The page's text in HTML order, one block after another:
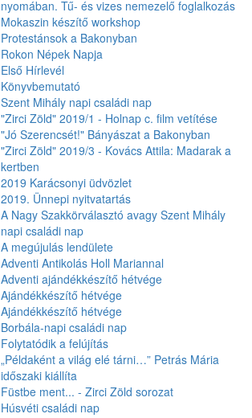
nyomában. Tű- és vizes nemezelő foglalkozás
Mokaszin készítő workshop
Protestánsok a Bakonyban
Rokon Népek Napja
Első Hírlevél
Könyvbemutató
Szent Mihály napi családi nap
"Zirci Zöld" 2019/1 - Holnap c. film vetítése
"Jó Szerencsét!" Bányászat a Bakonyban
"Zirci Zöld" 2019/3 - Kovács Attila: Madarak a
kertben
2019 Karácsonyi üdvözlet
2019. Ünnepi nyitvatartás
A Nagy Szakkörválasztó avagy Szent Mihály
napi családi nap
A megújulás lendülete
Adventi Antikolás Holl Mariannal
Adventi ajándékkészítő hétvége
Ajándékkészítő hétvége
Ajándékkészítő hétvége
Borbála-napi családi nap
Folytatódik a felújítás
„Példaként a világ elé tárni…” Petrás Mária
időszaki kiállíta
Füstbe ment... - Zirci Zöld sorozat
Húsvéti családi nap